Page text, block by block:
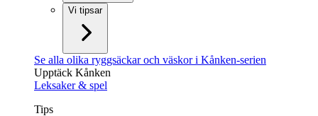
Vi tipsar
Se alla olika ryggsäckar och väskor i Kånken-serien
Upptäck Kånken
Leksaker & spel
Tips